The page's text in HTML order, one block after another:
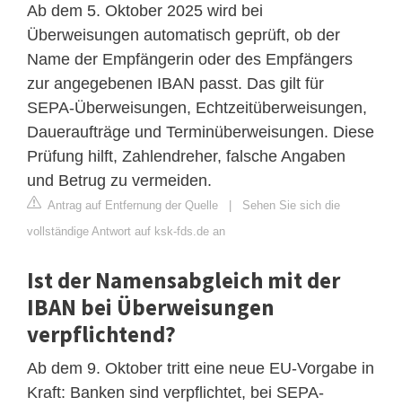
Ab dem 5. Oktober 2025 wird bei
Überweisungen automatisch geprüft, ob der
Name der Empfängerin oder des Empfängers
zur angegebenen IBAN passt. Das gilt für
SEPA-Überweisungen, Echtzeitüberweisungen,
Daueraufträge und Terminüberweisungen. Diese
Prüfung hilft, Zahlendreher, falsche Angaben
und Betrug zu vermeiden.
Antrag auf Entfernung der Quelle | Sehen Sie sich die
vollständige Antwort auf ksk-fds.de an
Ist der Namensabgleich mit der
IBAN bei Überweisungen
verpflichtend?
Ab dem 9. Oktober tritt eine neue EU-Vorgabe in
Kraft: Banken sind verpflichtet, bei SEPA-